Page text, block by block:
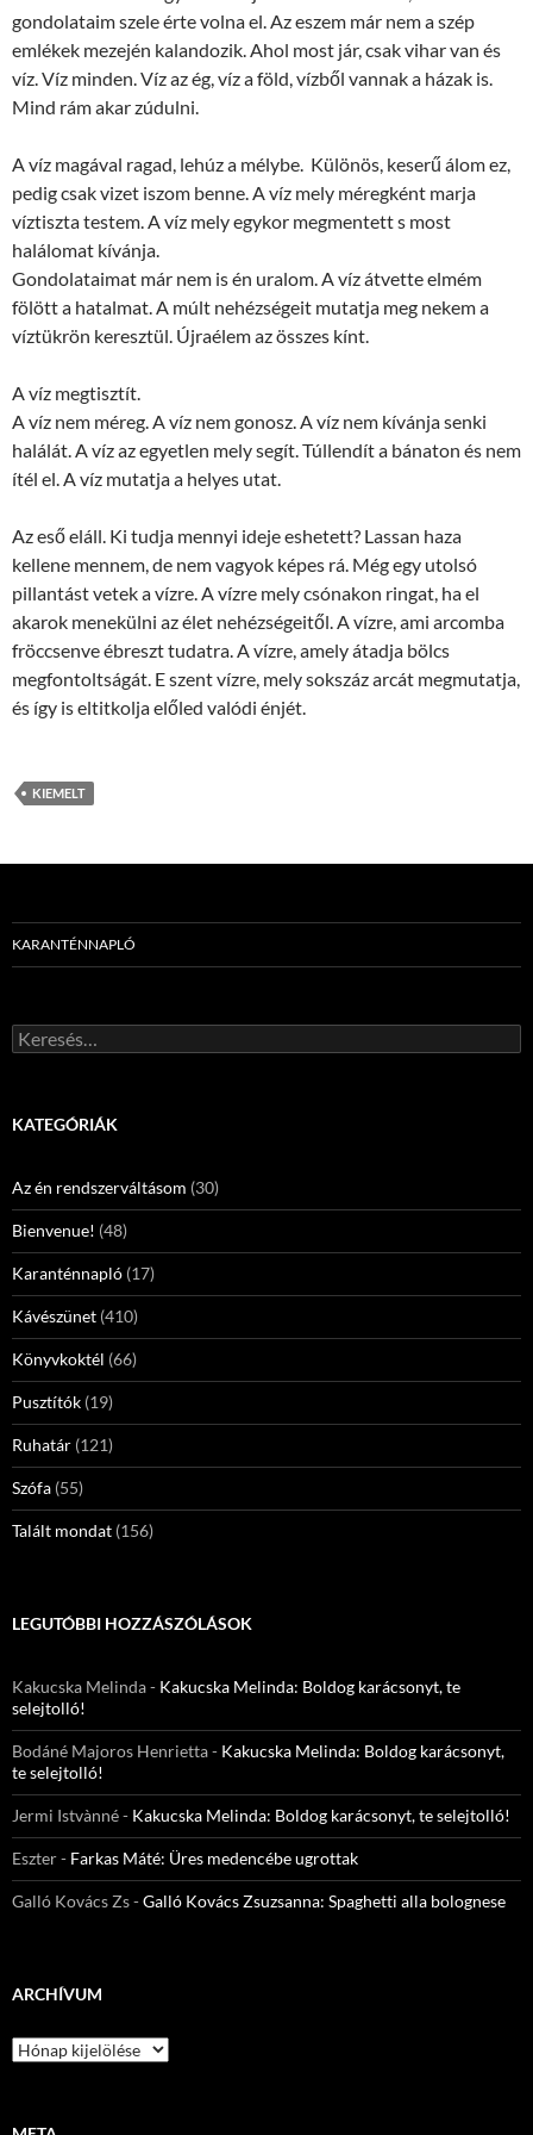
gondolataim szele érte volna el. Az eszem már nem a szép
emlékek mezején kalandozik. Ahol most jár, csak vihar van és
víz. Víz minden. Víz az ég, víz a föld, vízből vannak a házak is.
Mind rám akar zúdulni.
A víz magával ragad, lehúz a mélybe. Különös, keserű álom ez,
pedig csak vizet iszom benne. A víz mely méregként marja
víztiszta testem. A víz mely egykor megmentett s most
halálomat kívánja.
Gondolataimat már nem is én uralom. A víz átvette elmém
fölött a hatalmat. A múlt nehézségeit mutatja meg nekem a
víztükrön keresztül. Újraélem az összes kínt.
A víz megtisztít.
A víz nem méreg. A víz nem gonosz. A víz nem kívánja senki
halálát. A víz az egyetlen mely segít. Túllendít a bánaton és nem
ítél el. A víz mutatja a helyes utat.
Az eső eláll. Ki tudja mennyi ideje eshetett? Lassan haza
kellene mennem, de nem vagyok képes rá. Még egy utolsó
pillantást vetek a vízre. A vízre mely csónakon ringat, ha el
akarok menekülni az élet nehézségeitől. A vízre, ami arcomba
fröccsenve ébreszt tudatra. A vízre, amely átadja bölcs
megfontoltságát. E szent vízre, mely sokszáz arcát megmutatja,
és így is eltitkolja előled valódi énjét.
KIEMELT
KARANTÉNNAPLÓ
Keresés:
KATEGÓRIÁK
Az én rendszerváltásom (30)
Bienvenue! (48)
Karanténnapló (17)
Kávészünet (410)
Könyvkoktél (66)
Pusztítók (19)
Ruhatár (121)
Szófa (55)
Talált mondat (156)
LEGUTÓBBI HOZZÁSZÓLÁSOK
Kakucska Melinda- Kakucska Melinda: Boldog karácsonyt, te
selejtolló!
Bodáné Majoros Henrietta- Kakucska Melinda: Boldog karácsonyt,
te selejtolló!
Jermi Istvànné- Kakucska Melinda: Boldog karácsonyt, te selejtolló!
Eszter- Farkas Máté: Üres medencébe ugrottak
Galló Kovács Zs-Galló Kovács Zsuzsanna: Spaghetti alla bolognese
ARCHÍVUM
Archívum